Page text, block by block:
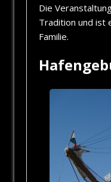
Die
Tradition und ist
Familie.